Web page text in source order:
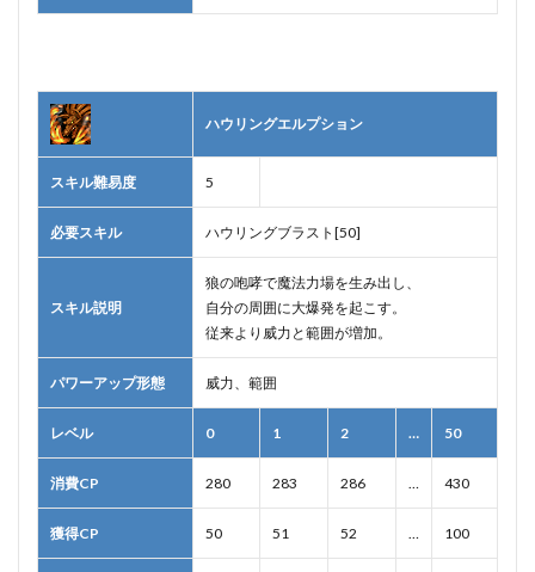
ハウリングエルプション
スキル難易度 5
必要スキル ハウリングブラスト[50]
スキル説明
狼の咆哮で魔法力場を生み出し、
自分の周囲に大爆発を起こす。
従来より威力と範囲が増加。
パワーアップ形態 威力、範囲
レベル 0 1 2 … 50
消費CP 280 283 286 … 430
獲得CP 50 51 52 … 100